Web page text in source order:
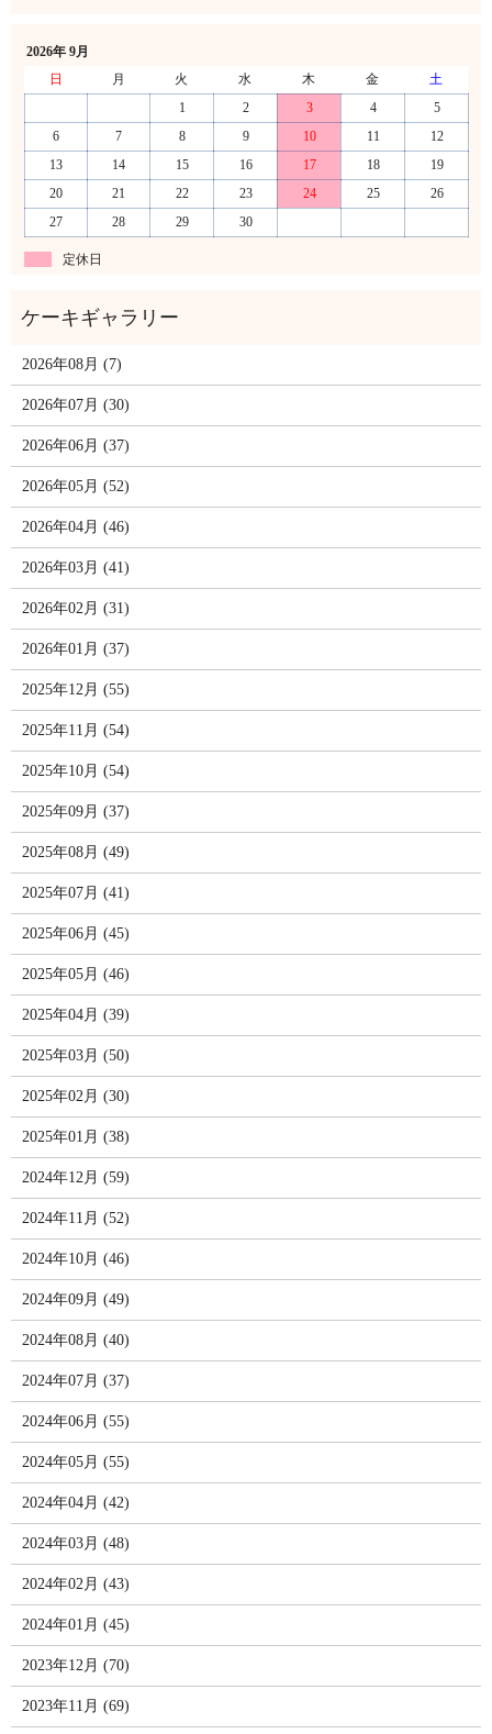
2026年 9月
日
月 火 水 木 金
土
1
2 3 4
5
6
7 8 9 10 11
12
13
14 15 16 17 18
19
20
21 22 23 24 25
26
27
28 29 30
定休日
2026年08月 (7)
2026年07月 (30)
2026年06月 (37)
2026年05月 (52)
2026年04月 (46)
2026年03月 (41)
2026年02月 (31)
2026年01月 (37)
2025年12月 (55)
2025年11月 (54)
2025年10月 (54)
2025年09月 (37)
2025年08月 (49)
2025年07月 (41)
2025年06月 (45)
2025年05月 (46)
2025年04月 (39)
2025年03月 (50)
2025年02月 (30)
2025年01月 (38)
2024年12月 (59)
2024年11月 (52)
2024年10月 (46)
2024年09月 (49)
2024年08月 (40)
2024年07月 (37)
2024年06月 (55)
2024年05月 (55)
2024年04月 (42)
2024年03月 (48)
2024年02月 (43)
2024年01月 (45)
2023年12月 (70)
2023年11月 (69)